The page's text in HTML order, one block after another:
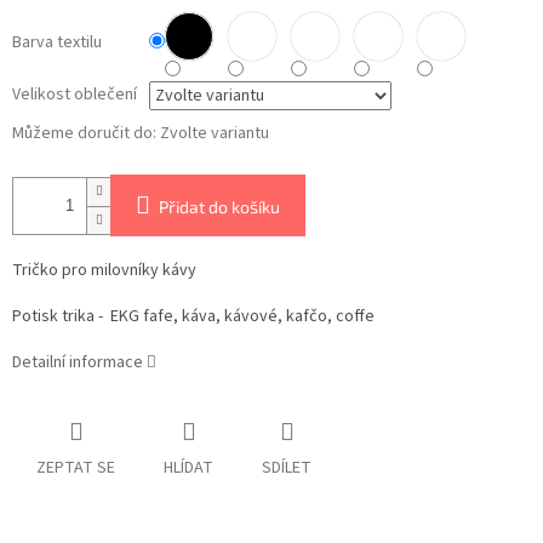
Barva textilu
Velikost oblečení
Můžeme doručit do: Zvolte variantu
Přidat do košíku
Tričko pro milovníky kávy
Potisk trika - EKG fafe, káva, kávové, kafčo, coffe
Detailní informace
ZEPTAT SE HLÍDAT SDÍLET